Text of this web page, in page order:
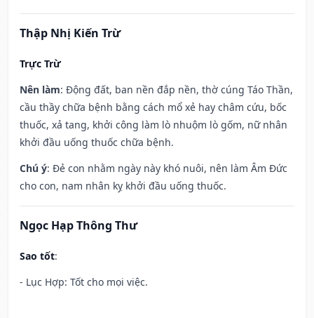
Thập Nhị Kiến Trừ
Trực Trừ
Nên làm: Động đất, ban nền đắp nền, thờ cúng Táo Thần,
cầu thầy chữa bệnh bằng cách mổ xẻ hay châm cứu, bốc
thuốc, xả tang, khởi công làm lò nhuộm lò gốm, nữ nhân
khởi đầu uống thuốc chữa bệnh.
Chú ý: Đẻ con nhằm ngày này khó nuôi, nên làm Âm Đức
cho con, nam nhân kỵ khởi đầu uống thuốc.
Ngọc Hạp Thông Thư
Sao tốt:
- Lục Hợp: Tốt cho mọi việc.